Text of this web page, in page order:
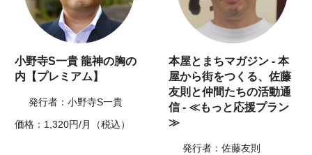
小野寺S一貴 龍神の胸の
内【プレミアム】
発行者：小野寺S一貴
価格：1,320円/月（税込）
本屋とまちマガジン - 本
屋から街をつくる、佐藤
友則と仲間たちの活動通
信 - ≪もっと応援プラン
≫
発行者：佐藤友則